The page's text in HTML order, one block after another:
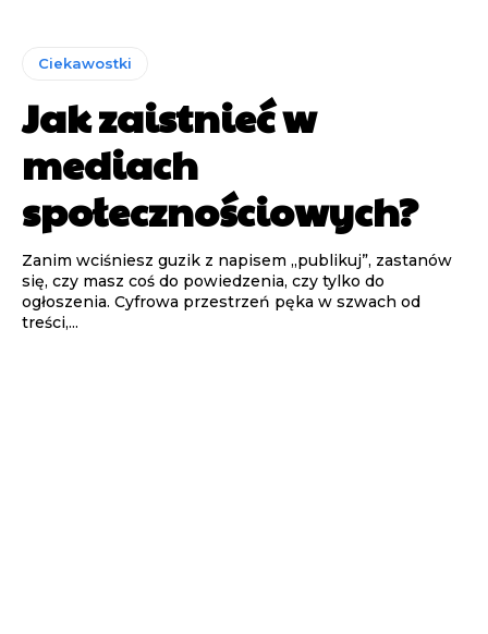
Ciekawostki
Jak zaistnieć w
mediach
społecznościowych?
Zanim wciśniesz guzik z napisem „publikuj”, zastanów
się, czy masz coś do powiedzenia, czy tylko do
ogłoszenia. Cyfrowa przestrzeń pęka w szwach od
treści,...